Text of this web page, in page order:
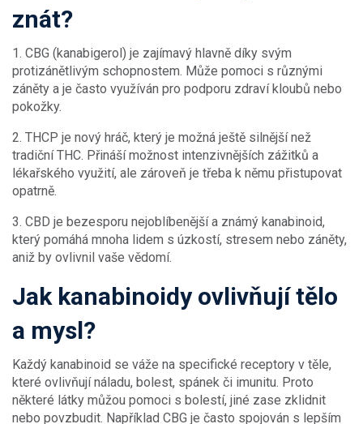
znát?
1. CBG (kanabigerol) je zajímavý hlavně díky svým
protizánětlivým schopnostem. Může pomoci s různými
záněty a je často využíván pro podporu zdraví kloubů nebo
pokožky.
2. THCP je nový hráč, který je možná ještě silnější než
tradiční THC. Přináší možnost intenzivnějších zážitků a
lékařského využití, ale zároveň je třeba k němu přistupovat
opatrně.
3. CBD je bezesporu nejoblíbenější a známý kanabinoid,
který pomáhá mnoha lidem s úzkostí, stresem nebo záněty,
aniž by ovlivnil vaše vědomí.
Jak kanabinoidy ovlivňují tělo
a mysl?
Každý kanabinoid se váže na specifické receptory v těle,
které ovlivňují náladu, bolest, spánek či imunitu. Proto
některé látky můžou pomoci s bolestí, jiné zase zklidnit
nebo povzbudit. Například CBG je často spojován s lepším